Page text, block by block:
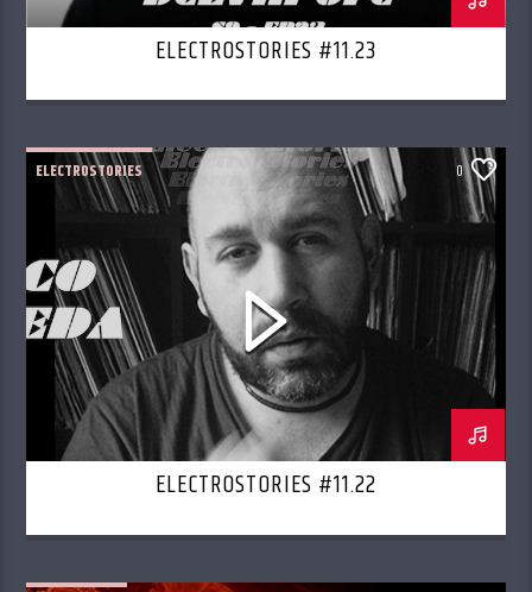
ELECTROSTORIES #11.23
ELECTROSTORIES 0
ELECTROSTORIES #11.22